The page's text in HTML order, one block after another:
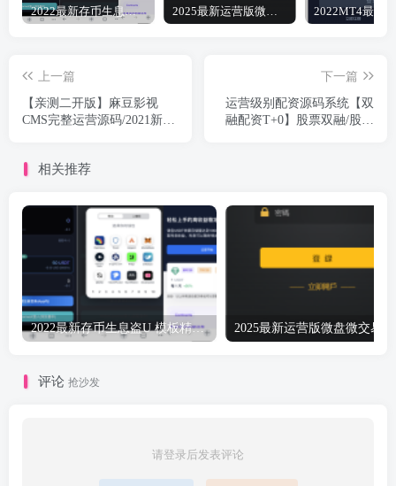
2022最新存币生息盗U 模板精美 12国语言 支持BSC ERC TRC三条链（可以付费拓展其他链）带好友邀请机制 系统一手开发 无任何后门 绝对的安全 带提币系统没有手续费
上一篇
【亲测二开版】麻豆影视
CMS完整运营源码/2021新版
免签约支付接口/送火车头采
下一篇
运营级别配资源码系统【双
融配资T+0】股票双融/股票
相关推荐
2022最新存币生息盗U 模板精美 12国语言 支持BSC ERC TRC三条链（可以付费拓展其他链）带好友邀请机制 系统一手开发 无任何后门 绝对的安全 带提币系统没有手续费
评论 抢沙发
请登录后发表评论